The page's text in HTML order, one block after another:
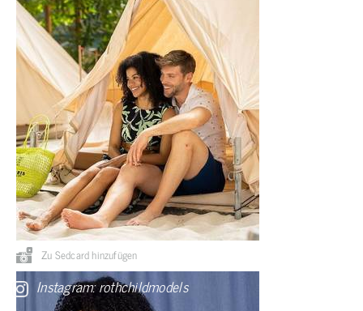
Zu Sedcard hinzufügen
Instagram: rothchildmodels